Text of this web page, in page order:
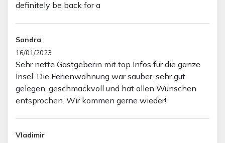
definitely be back for a
Sandra
16/01/2023
Sehr nette Gastgeberin mit top Infos für die ganze
Insel. Die Ferienwohnung war sauber, sehr gut
gelegen, geschmackvoll und hat allen Wünschen
entsprochen. Wir kommen gerne wieder!
Vladimir